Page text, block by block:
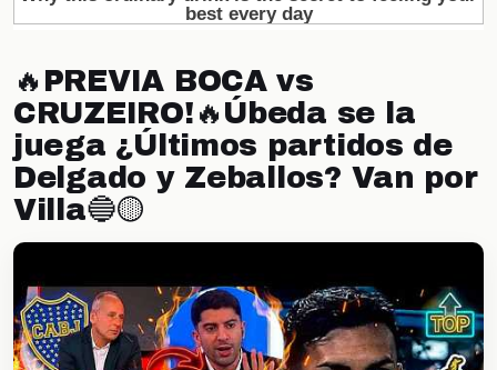
🔥PREVIA BOCA vs
CRUZEIRO!🔥Úbeda se la
juega ¿Últimos partidos de
Delgado y Zeballos? Van por
Villa🔵🟡